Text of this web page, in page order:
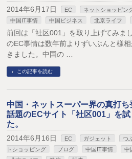
2014年6月17日 EC ネットショッピン
中国IT事情
中国ビジネス 北京ライフ
前回は「社区001」を取り上げてみま
のEC事情は数年前よりずいぶんと様
きました。中国の …
この記事を読む
中国・ネットスーパー界の真打
話題のECサイト「社区001」を
た。
2014年6月16日 EC ガジェット つ
トショッピング
ブログ 中国IT事情
中